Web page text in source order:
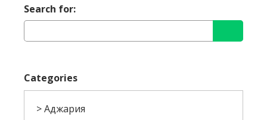
Search for:
Categories
Аджария